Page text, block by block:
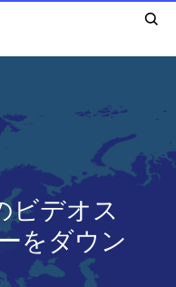
ビデオス
をダウン